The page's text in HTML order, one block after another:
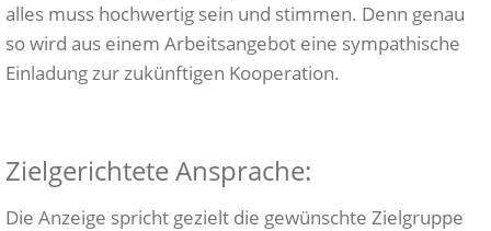
alles muss hochwertig sein und stimmen. Denn genau
so wird aus einem Arbeitsangebot eine sympathische
Einladung zur zukünftigen Kooperation.
Zielgerichtete Ansprache:
Die Anzeige spricht gezielt die gewünschte Zielgruppe